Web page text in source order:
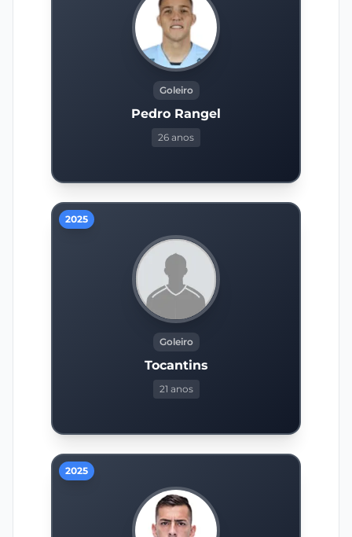
Goleiro
Pedro Rangel
26 anos
2025
Goleiro
Tocantins
21 anos
2025